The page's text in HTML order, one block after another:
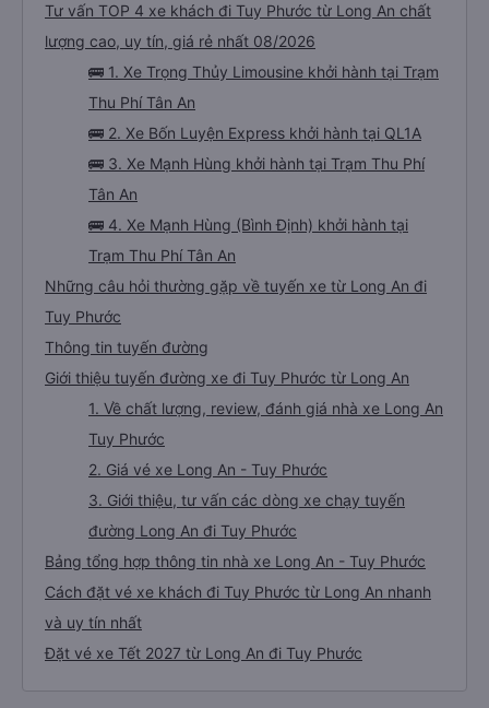
Tư vấn TOP 4 xe khách đi Tuy Phước từ Long An chất
lượng cao, uy tín, giá rẻ nhất 08/2026
🚌 1. Xe Trọng Thủy Limousine khởi hành tại Trạm
Thu Phí Tân An
🚌 2. Xe Bốn Luyện Express khởi hành tại QL1A
🚌 3. Xe Mạnh Hùng khởi hành tại Trạm Thu Phí
Tân An
🚌 4. Xe Mạnh Hùng (Bình Định) khởi hành tại
Trạm Thu Phí Tân An
Những câu hỏi thường gặp về tuyến xe từ Long An đi
Tuy Phước
Thông tin tuyến đường
Giới thiệu tuyến đường xe đi Tuy Phước từ Long An
1. Về chất lượng, review, đánh giá nhà xe Long An
Tuy Phước
2. Giá vé xe Long An - Tuy Phước
3. Giới thiệu, tư vấn các dòng xe chạy tuyến
đường Long An đi Tuy Phước
Bảng tổng hợp thông tin nhà xe Long An - Tuy Phước
Cách đặt vé xe khách đi Tuy Phước từ Long An nhanh
và uy tín nhất
Đặt vé xe Tết 2027 từ Long An đi Tuy Phước